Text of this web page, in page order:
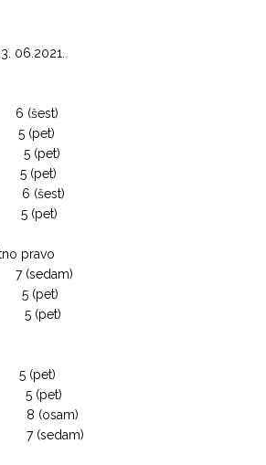
06.2021.
(šest)
(pet)
5 (pet)
(pet)
(šest)
(pet)
pravo
(sedam)
(pet)
5 (pet)
(pet)
5 (pet)
8 (osam)
7 (sedam)